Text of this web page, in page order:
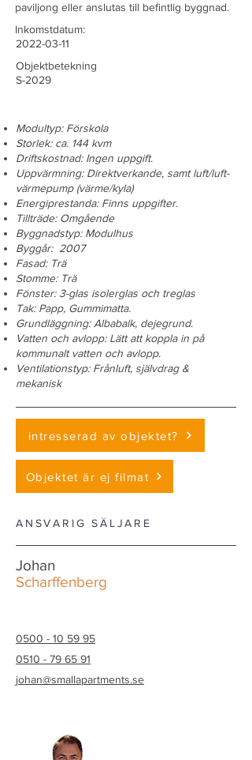
paviljong eller anslutas till befintlig byggnad.
Inkomstdatum:
2022-03-11
Objektbetekning
S-2029
Modultyp: Förskola
Storlek: ca. 144 kvm
Driftskostnad: Ingen uppgift.
Uppvärmning: Direktverkande, samt luft/luft-
värmepump (värme/kyla)
Energiprestanda: Finns uppgifter.
Tillträde: Omgående
Byggnadstyp: Modulhus
Byggår: 2007
Fasad: Trä
Stomme: Trä
Fönster: 3-glas isolerglas och treglas
Tak: Papp, Gummimatta.
Grundläggning: Albabalk, dejegrund.
Vatten och avlopp: Lätt att koppla in på
kommunalt vatten och avlopp.
Ventilationstyp: Frånluft, självdrag &
mekanisk
intresserad av objektet?
Objektet är ej filmat
ANSVARIG SÄLJARE
Johan
Scharffenberg
0500 - 10 59 95
0510 - 79 65 91
johan@smallapartments.se